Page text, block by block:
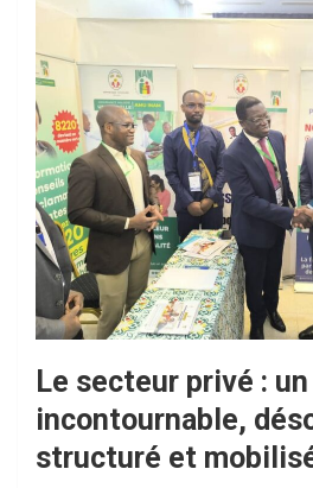
Le secteur privé :
incontournable,
structuré et